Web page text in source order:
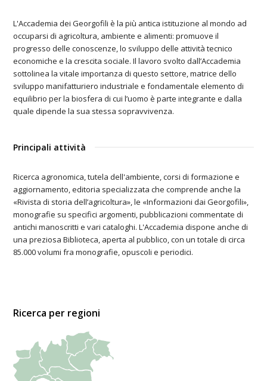
L'Accademia dei Georgofili è la più antica istituzione al mondo ad
occuparsi di agricoltura, ambiente e alimenti: promuove il
progresso delle conoscenze, lo sviluppo delle attività tecnico
economiche e la crescita sociale. Il lavoro svolto dall’Accademia
sottolinea la vitale importanza di questo settore, matrice dello
sviluppo manifatturiero industriale e fondamentale elemento di
equilibrio per la biosfera di cui l’uomo è parte integrante e dalla
quale dipende la sua stessa sopravvivenza.
Principali attività
Ricerca agronomica, tutela dell'ambiente, corsi di formazione e
aggiornamento, editoria specializzata che comprende anche la
«Rivista di storia dell’agricoltura», le «Informazioni dai Georgofili»,
monografie su specifici argomenti, pubblicazioni commentate di
antichi manoscritti e vari cataloghi. L'Accademia dispone anche di
una preziosa Biblioteca, aperta al pubblico, con un totale di circa
85.000 volumi fra monografie, opuscoli e periodici.
Ricerca per regioni